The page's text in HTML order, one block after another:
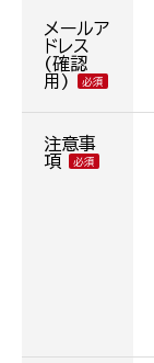
メールア
ドレス
(確認
用)
注意事
項